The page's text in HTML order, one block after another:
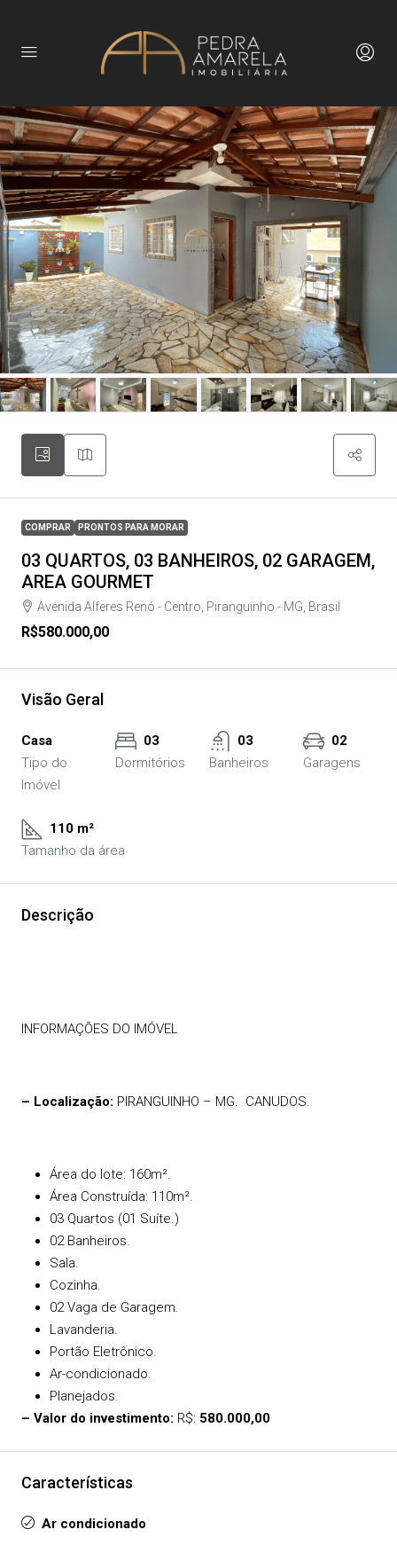
COMPRAR PRONTOS PARA MORAR
03 QUARTOS, 03 BANHEIROS, 02 GARAGEM,
AREA GOURMET
Avenida Alferes Renó - Centro, Piranguinho - MG, Brasil
R$580.000,00
Visão Geral
Casa
Tipo do
Imóvel
03
Dormitórios
03
Banheiros
02
Garagens
110 m²
Tamanho da área
Descrição
INFORMAÇÕES DO IMÓVEL
– Localização: PIRANGUINHO – MG. CANUDOS.
Área do lote: 160m².
Área Construída: 110m².
03 Quartos (01 Suíte.)
02 Banheiros.
Sala.
Cozinha.
02 Vaga de Garagem.
Lavanderia.
Portão Eletrônico.
Ar-condicionado.
Planejados.
– Valor do investimento: R$: 580.000,00
Características
Ar condicionado